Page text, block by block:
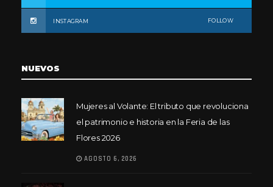
INSTAGRAM FOLLOW
NUEVOS
Mujeres al Volante: El tributo que revoluciona
el patrimonio e historia en la Feria de las
Flores 2026
AGOSTO 6, 2026